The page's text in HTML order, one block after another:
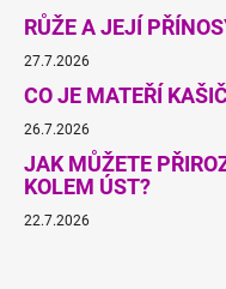
RŮŽE A JEJÍ
27.7.2026
CO JE MATEŘÍ
26.7.2026
JAK MŮŽETE
KOLEM ÚST?
22.7.2026